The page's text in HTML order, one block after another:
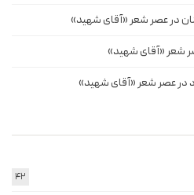
در عصر شعر «آقای شهید»
شعر «آقای شهید»
در عصر شعر «آقای شهید»
42